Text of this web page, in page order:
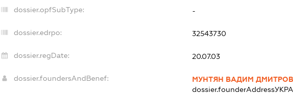
dossier.opfSubType: -
dossier.edrpo: 32543730
dossier.regDate: 20.07.03
dossier.foundersAndBenef:
МУНТЯН ВАДИМ
dossier.founderAddress